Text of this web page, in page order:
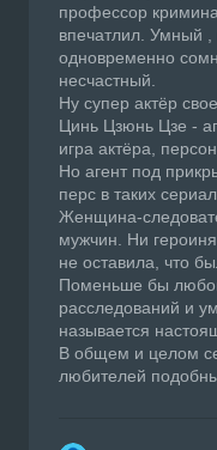
профессор
впечатлил. Умный
одновременно
несчастный.
Ну супер актёр
Цинь Цзюнь Цзе -
игра актёра,
Но агент под
перс в таких
Женщина-
мужчин. Ни
не оставила, что
Поменьше бы
расследований и
называется
В общем и целом
любителей